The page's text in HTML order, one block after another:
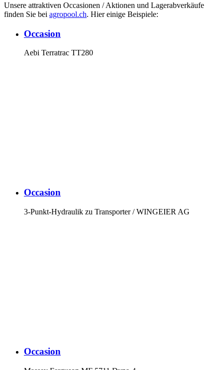
Unsere attraktiven Occasionen / Aktionen und Lagerabverkäufe
finden Sie bei agropool.ch. Hier einige Beispiele:
Occasion
Aebi Terratrac TT280
Occasion
3-Punkt-Hydraulik zu Transporter / WINGEIER AG
Occasion